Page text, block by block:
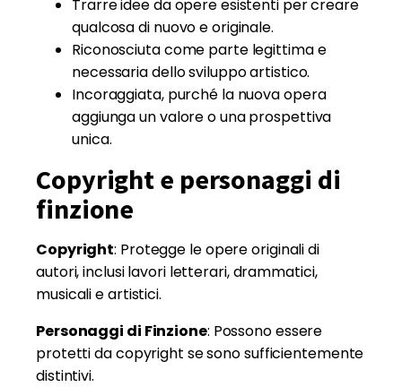
Trarre idee da opere esistenti per creare
qualcosa di nuovo e originale.
Riconosciuta come parte legittima e
necessaria dello sviluppo artistico.
Incoraggiata, purché la nuova opera
aggiunga un valore o una prospettiva
unica.
Copyright e personaggi di
finzione
Copyright: Protegge le opere originali di
autori, inclusi lavori letterari, drammatici,
musicali e artistici.
Personaggi di Finzione: Possono essere
protetti da copyright se sono sufficientemente
distintivi.